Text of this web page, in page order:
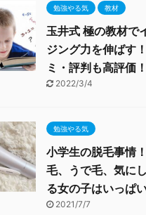
勉強やる気 教材
玉井式 極の教材で
ジング力を伸ばす
ミ・評判も高評価！
2022/3/4
勉強やる気
小学生の脱毛事情
毛、うで毛、気に
る女の子はいっぱ
2021/7/7